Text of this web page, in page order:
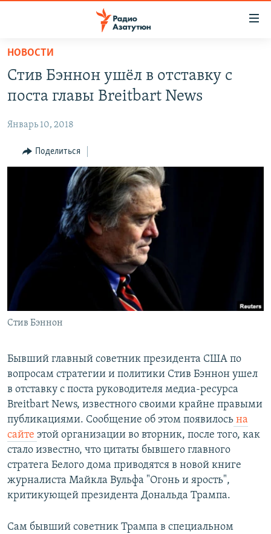
Перейти
основному
содержанию
навигации
Перейти
ОБЩЕСТВО
ЭКОНОМИКА
НАГОРНЫЙ КАРАБАХ
АРХИВ
Հայերեն
English
Все сайты Радио Азатутюн
НОВОСТИ
Стив Бэннон ушёл в отставку с
поста главы Breitbart News
Январь 10, 2018
Поделиться
Стив Бэннон
Бывший главный советник президента США по
вопросам стратегии и политики Стив Бэннон ушел
в отставку с поста руководителя медиа-ресурса
Breitbart News, известного своими крайне правыми
публикациями. Сообщение об этом появилось на
сайте этой организации во вторник, после того, как
стало известно, что цитаты бывшего главного
стратега Белого дома приводятся в новой книге
журналиста Майкла Вульфа "Огонь и ярость",
критикующей президента Дональда Трампа.
Сам бывший советник Трампа в специальном